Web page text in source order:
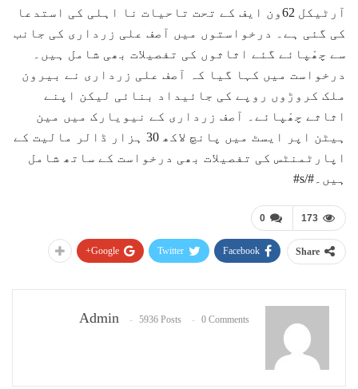
آرٹیکل 62ون ایف کے تحت تاحیات نا اہلی کی استدعا
کی گئی ہے۔ درخواستوں میں آصف علی زرداری کی جانب
سے چھْپائے گئے اثاثوں کی تفصیلات بھی شامل ہیں۔
درخواست میں کہا گیا کہ آصف علی زرداری نے بیرون
ملک کروڑوں روپے کی جائیداد بنائی لیکن اپنے
اثاثے چھْپائے۔ آصف زرداری کے نیویارک میں مین
ہیٹن اپر ایسٹ میں پانچ لاکھ 30 ہزار ڈالر مالیت کے
اپارٹمنٹس کی تفصیلات بھی درخواست کے ساتھ شامل
ہیں۔#/s#
0 173
Share
Facebook
Twitter
Google+
Admin 5936 Posts 0 Comments